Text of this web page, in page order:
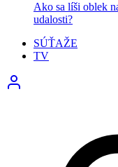
Ako sa líši oblek
udalosti?
SÚŤAŽE
TV